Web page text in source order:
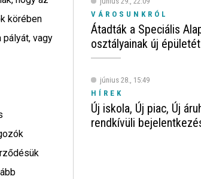
körében
vagy
VÁROSUNKRÓL
Átadták a Speciális
osztályainak új
június 28., 15:49
HÍREK
Új iskola, Új piac, Új
rendkívüli